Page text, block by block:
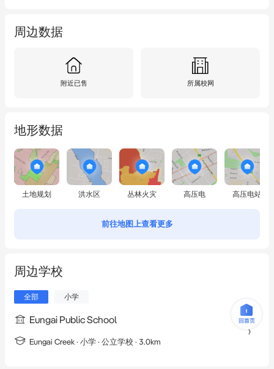
周边数据
附近已售 所属校网
地形数据
土地规划 洪水区 丛林火灾 高压电 高压电站
前往地图上查看更多
周边学校
全部 小学
Eungai Public School
Eungai Creek · 小学 · 公立学校 · 3.0km